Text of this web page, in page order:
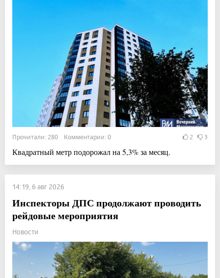
Прочитали: 280 Комментарии: 0 2 3
Квадратный метр подорожал на 5,3% за месяц.
14:19, 6 авг 2026
Инспекторы ДПС продолжают проводить
рейдовые мероприятия
Новости